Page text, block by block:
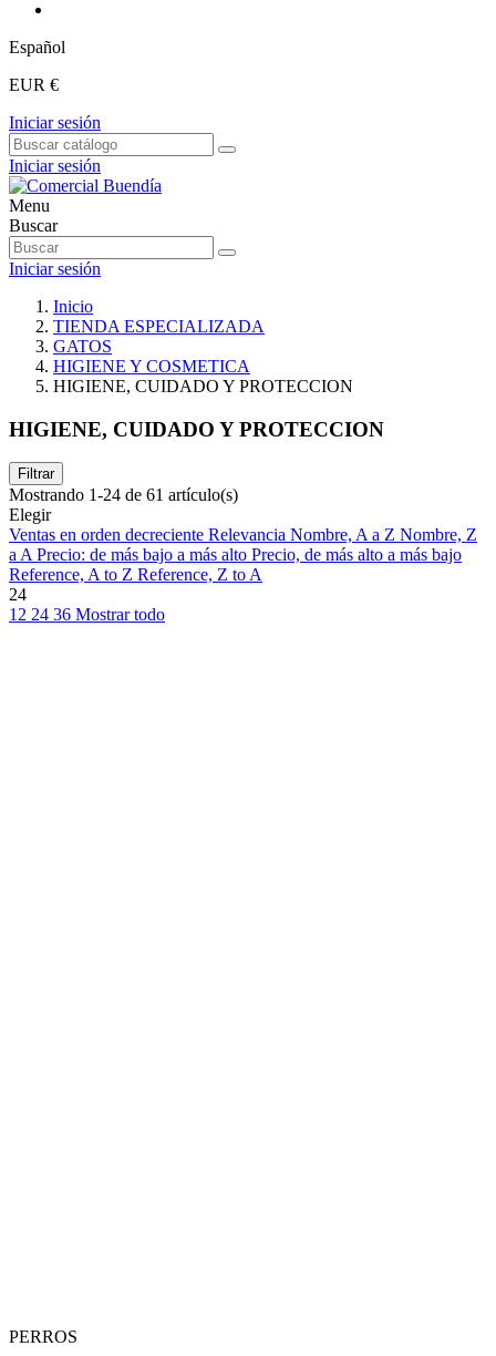
Español
EUR €
Iniciar sesión
Iniciar sesión
Menu
Buscar
Iniciar sesión
Inicio
TIENDA ESPECIALIZADA
GATOS
HIGIENE Y COSMETICA
HIGIENE, CUIDADO Y PROTECCION
HIGIENE, CUIDADO Y PROTECCION
Filtrar
Mostrando 1-24 de 61 artículo(s)
Elegir
Ventas en orden decreciente Relevancia Nombre, A a Z Nombre, Z
a APrecio: de más bajo a más alto Precio, de más alto a más bajo
Reference, A to Z Reference, Z to A
24
12 24 36 Mostrar todo
PERROS